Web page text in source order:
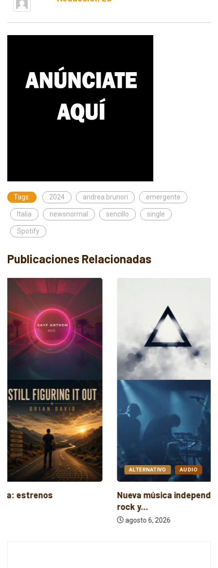
Tags: 2024 andrea brunori emergente
Italia newsnormal sencillo single
Spotify
Publicaciones Relacionadas
ALTERNATIVO AUDIO
Nueva música independiente: electrónica, post